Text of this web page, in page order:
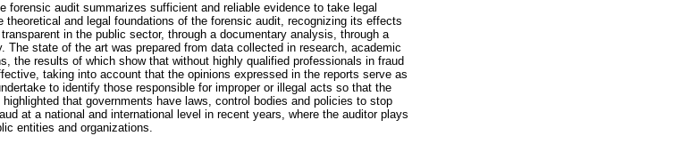
forensic audit summarizes sufficient and reliable evidence to take legal
and legal foundations of the forensic audit, recognizing its effects
in the public sector, through a documentary analysis, through a
The state of the art was prepared from data collected in research, academic
the results of which show that without highly qualified professionals in fraud
taking into account that the opinions expressed in the reports serve as
to identify those responsible for improper or illegal acts so that the
that governments have laws, control bodies and policies to stop
at a national and international level in recent years, where the auditor plays
entities and organizations.